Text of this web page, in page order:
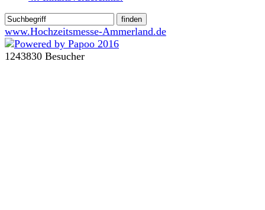
www.Hochzeitsmesse-Ammerland.de
1243830 Besucher